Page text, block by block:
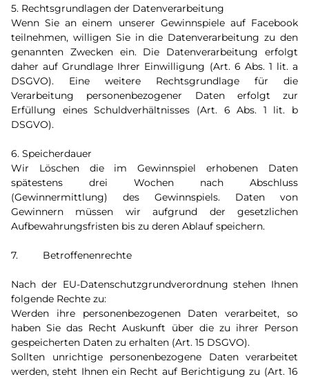
5. Rechtsgrundlagen der Datenverarbeitung
Wenn Sie an einem unserer Gewinnspiele auf Facebook
teilnehmen, willigen Sie in die Datenverarbeitung zu den
genannten Zwecken ein. Die Datenverarbeitung erfolgt
daher auf Grundlage Ihrer Einwilligung (Art. 6 Abs. 1 lit. a
DSGVO). Eine weitere Rechtsgrundlage für die
Verarbeitung personenbezogener Daten erfolgt zur
Erfüllung eines Schuldverhältnisses (Art. 6 Abs. 1 lit. b
DSGVO).
6. Speicherdauer
Wir Löschen die im Gewinnspiel erhobenen Daten
spätestens drei Wochen nach Abschluss
(Gewinnermittlung) des Gewinnspiels. Daten von
Gewinnern müssen wir aufgrund der gesetzlichen
Aufbewahrungsfristen bis zu deren Ablauf speichern.
7. Betroffenenrechte
Nach der EU-Datenschutzgrundverordnung stehen Ihnen
folgende Rechte zu:
Werden ihre personenbezogenen Daten verarbeitet, so
haben Sie das Recht Auskunft über die zu ihrer Person
gespeicherten Daten zu erhalten (Art. 15 DSGVO).
Sollten unrichtige personenbezogene Daten verarbeitet
werden, steht Ihnen ein Recht auf Berichtigung zu (Art. 16